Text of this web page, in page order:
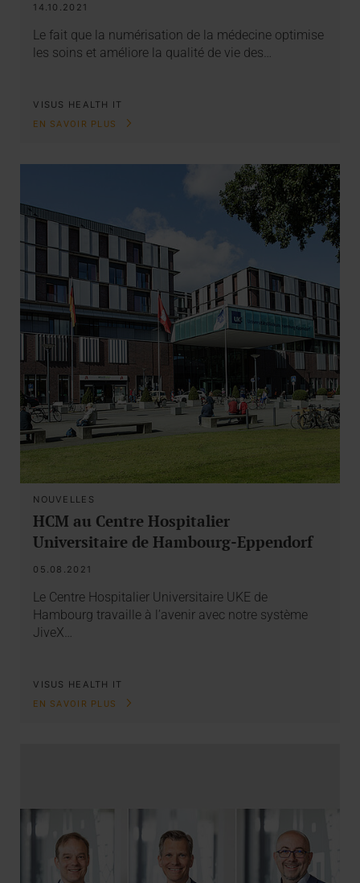
14.10.2021
Le fait que la numérisation de la médecine optimise
les soins et améliore la qualité de vie des…
VISUS HEALTH IT
EN SAVOIR PLUS
NOUVELLES
HCM au Centre Hospitalier
Universitaire de Hambourg-Eppendorf
05.08.2021
Le Centre Hospitalier Universitaire UKE de
Hambourg travaille à l’avenir avec notre système
JiveX…
VISUS HEALTH IT
EN SAVOIR PLUS